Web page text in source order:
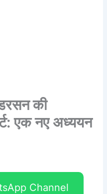
की
एक नए अध्ययन
Channel